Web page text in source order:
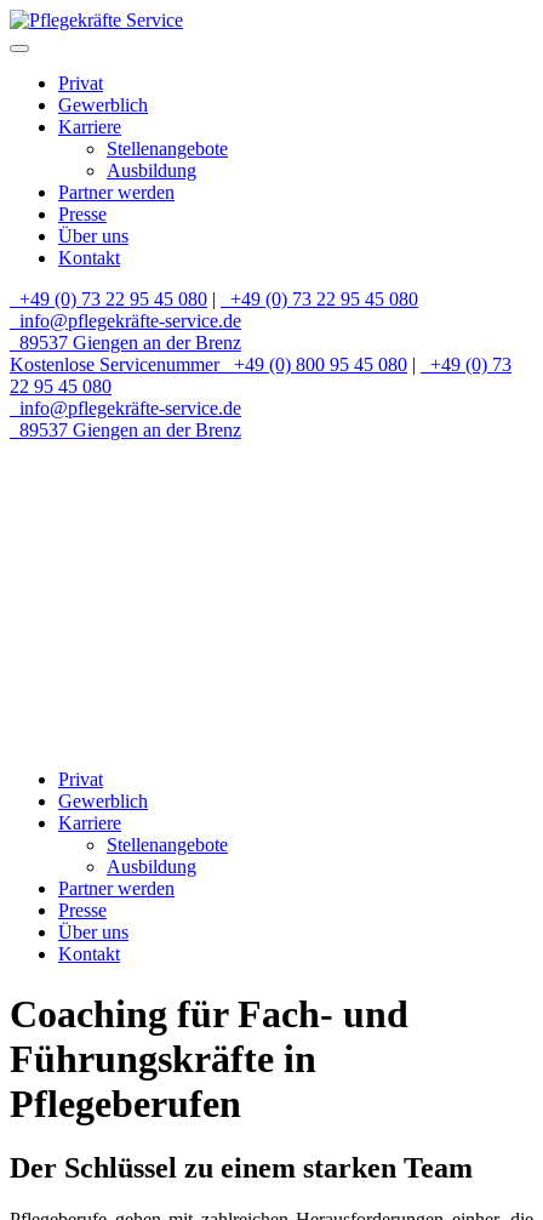
Privat
Gewerblich
Karriere
Stellenangebote
Ausbildung
Partner werden
Presse
Über uns
Kontakt
+49 (0) 73 22 95 45 080 |
+49 (0) 73 22 95 45 080
info@pflegekräfte-service.de
89537 Giengen an der Brenz
Kostenlose Servicenummer
+49 (0) 800 95 45 080 |
+49 (0) 73
22 95 45 080
info@pflegekräfte-service.de
89537 Giengen an der Brenz
Privat
Gewerblich
Karriere
Stellenangebote
Ausbildung
Partner werden
Presse
Über uns
Kontakt
Coaching für Fach- und
Führungskräfte in
Pflegeberufen
Der Schlüssel zu einem starken Team